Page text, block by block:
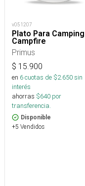
v051207
Plato Para Camping
Campfire
Primus
$ 15.900
en 6cuotas de $2.650sin
interés
ahorras $640 por
transferencia.
Disponible
+5 Vendidos